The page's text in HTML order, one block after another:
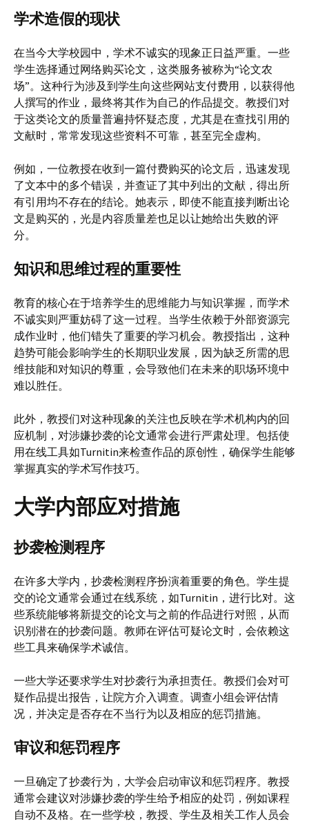
学术造假的现状
在当今大学校园中，学术不诚实的现象正日益严重。一些
学生选择通过网络购买论文，这类服务被称为“论文农
场”。这种行为涉及到学生向这些网站支付费用，以获得他
人撰写的作业，最终将其作为自己的作品提交。教授们对
于这类论文的质量普遍持怀疑态度，尤其是在查找引用的
文献时，常常发现这些资料不可靠，甚至完全虚构。
例如，一位教授在收到一篇付费购买的论文后，迅速发现
了文本中的多个错误，并查证了其中列出的文献，得出所
有引用均不存在的结论。她表示，即使不能直接判断出论
文是购买的，光是内容质量差也足以让她给出失败的评
分。
知识和思维过程的重要性
教育的核心在于培养学生的思维能力与知识掌握，而学术
不诚实则严重妨碍了这一过程。当学生依赖于外部资源完
成作业时，他们错失了重要的学习机会。教授指出，这种
趋势可能会影响学生的长期职业发展，因为缺乏所需的思
维技能和对知识的尊重，会导致他们在未来的职场环境中
难以胜任。
此外，教授们对这种现象的关注也反映在学术机构内的回
应机制，对涉嫌抄袭的论文通常会进行严肃处理。包括使
用在线工具如Turnitin来检查作品的原创性，确保学生能够
掌握真实的学术写作技巧。
大学内部应对措施
抄袭检测程序
在许多大学内，抄袭检测程序扮演着重要的角色。学生提
交的论文通常会通过在线系统，如Turnitin，进行比对。这
些系统能够将新提交的论文与之前的作品进行对照，从而
识别潜在的抄袭问题。教师在评估可疑论文时，会依赖这
些工具来确保学术诚信。
一些大学还要求学生对抄袭行为承担责任。教授们会对可
疑作品提出报告，让院方介入调查。调查小组会评估情
况，并决定是否存在不当行为以及相应的惩罚措施。
审议和惩罚程序
一旦确定了抄袭行为，大学会启动审议和惩罚程序。教授
通常会建议对涉嫌抄袭的学生给予相应的处罚，例如课程
自动不及格。在一些学校，教授、学生及相关工作人员会